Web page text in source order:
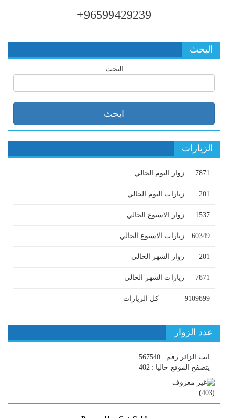
96599429239+
البحث
البحث
الزيارات
7871 زوار اليوم الحالي
201 زيارات اليوم الحالي
1537 زوار الاسبوع الحالي
60349 زيارات الاسبوع الحالي
201 زوار الشهر الحالي
7871 زيارات الشهر الحالي
9109899 كل الزيارات
عدد الزوار
انت الزائر رقم : 567540
يتصفح الموقع حاليا : 402
(
403
)